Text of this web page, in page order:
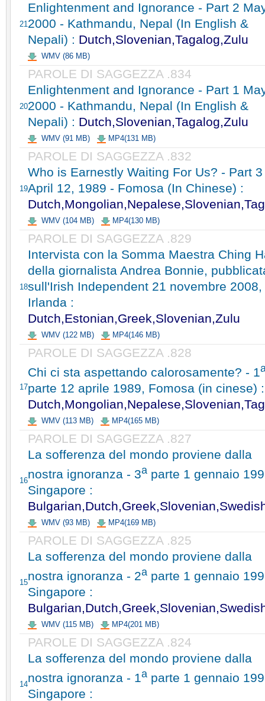
21
Enlightenment and Ignorance - Part 2
2000 - Kathmandu, Nepal (In English &
Nepali) : Dutch,Slovenian,Tagalog,Zulu
WMV (86 MB)
20
PAROLE DI SAGGEZZA .834
Enlightenment and Ignorance - Part 1
2000 - Kathmandu, Nepal (In English &
Nepali) : Dutch,Slovenian,Tagalog,Zulu
WMV (91 MB) MP4(131 MB)
19
PAROLE DI SAGGEZZA .832
Who is Earnestly Waiting For Us? - Part 3
April 12, 1989 - Fomosa (In Chinese) :
WMV (104 MB) MP4(130 MB)
18
PAROLE DI SAGGEZZA .829
Intervista con la Somma Maestra Ching
della giornalista Andrea Bonnie,
sull'Irish Independent 21 novembre 2008,
Irlanda :
Dutch,Estonian,Greek,Slovenian,Zulu
WMV (122 MB) MP4(146 MB)
17
PAROLE DI SAGGEZZA .828
Chi ci sta aspettando calorosamente? - 1
parte 12 aprile 1989, Fomosa (in cinese) :
WMV (113 MB) MP4(165 MB)
16
PAROLE DI SAGGEZZA .827
La sofferenza del mondo proviene dalla
nostra ignoranza - 3a parte 1 gennaio
Singapore :
WMV (93 MB) MP4(169 MB)
15
PAROLE DI SAGGEZZA .825
La sofferenza del mondo proviene dalla
nostra ignoranza - 2a parte 1 gennaio
Singapore :
WMV (115 MB) MP4(201 MB)
14
PAROLE DI SAGGEZZA .824
La sofferenza del mondo proviene dalla
nostra ignoranza - 1a parte 1 gennaio
Singapore :